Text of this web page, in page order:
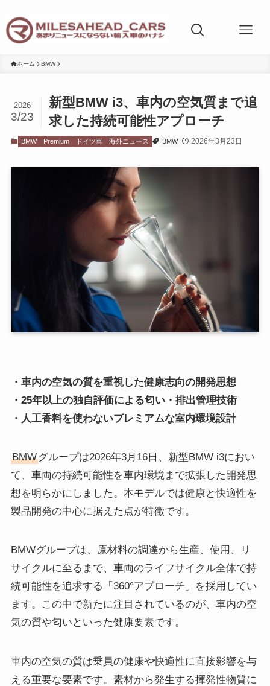
ホーム BMW
新型BMW i3、車内の空気質まで追
求した持続可能性アプローチ
2026
3/23
BMW Premium ドイツ車 海外ニュース BMW 2026年3月23日
・車内の空気の質を重視した健康志向の開発思想
・25年以上の独自評価による匂い・排出管理技術
・人工香料を使わないプレミアムな室内環境設計
BMWグループは2026年3月16日、新型BMW i3におい
て、車両の持続可能性を車内環境まで拡張した開発思
想を明らかにしました。本モデルでは健康と快適性を
製品開発の中心に据えた点が特徴です。
BMWグループは、原材料の調達から生産、使用、リ
サイクルに至るまで、車両のライフサイクル全体で持
続可能性を追求する「360°アプローチ」を採用してい
ます。この中で新たに注目されているのが、車内の空
気の質や匂いといった健康要素です。
車内の空気の質は乗員の健康や快適性に直接影響を与
える重要な要素です。素材から発生する揮発性物質に